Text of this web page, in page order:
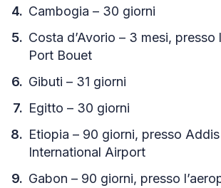
Cambogia – 30 giorni
Costa d’Avorio – 3 mesi, presso
Port Bouet
Gibuti – 31 giorni
Egitto – 30 giorni
Etiopia – 90 giorni, presso
International Airport
Gabon – 90 giorni, presso